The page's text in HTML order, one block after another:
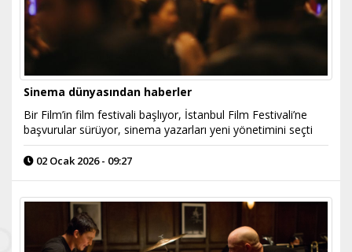
Sinema dünyasından haberler
Bir Film’in film festivali başlıyor, İstanbul Film Festivali’ne
başvurular sürüyor, sinema yazarları yeni yönetimini seçti
02 Ocak 2026 - 09:27